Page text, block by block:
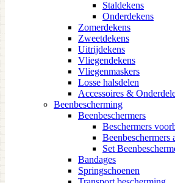
Staldekens
Onderdekens
Zomerdekens
Zweetdekens
Uitrijdekens
Vliegendekens
Vliegenmaskers
Losse halsdelen
Accessoires &
Beenbescherming
Beenbeschermers
Beschermers
Beenbeschermers
Set
Bandages
Springschoenen